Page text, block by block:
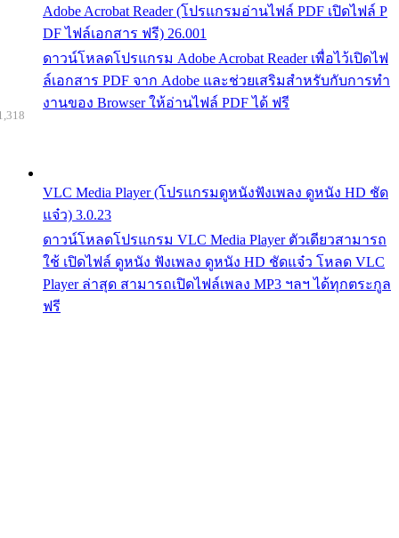
Adobe Acrobat Reader (โปรแกรมอ่านไฟล์ PDF เปิดไฟล์ P
DF ไฟล์เอกสาร ฟรี) 26.001
ดาวน์โหลดโปรแกรม Adobe Acrobat Reader เพื่อไว้เปิดไฟ
ล์เอกสาร PDF จาก Adobe และช่วยเสริมสำหรับกับการทำ
งานของ Browser ให้อ่านไฟล์ PDF ได้ ฟรี
VLC Media Player (โปรแกรมดูหนังฟังเพลง ดูหนัง HD ชัด
แจ๋ว) 3.0.23
ดาวน์โหลดโปรแกรม VLC Media Player ตัวเดียวสามารถ
ใช้ เปิดไฟล์ ดูหนัง ฟังเพลง ดูหนัง HD ชัดแจ๋ว โหลด VLC
Player ล่าสุด สามารถเปิดไฟล์เพลง MP3 ฯลฯ ได้ทุกตระกูล
ฟรี